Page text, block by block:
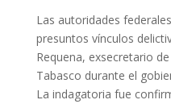
Las autoridades
presuntos vínculos
Requena, exsecretario
Tabasco durante el
La indagatoria fue